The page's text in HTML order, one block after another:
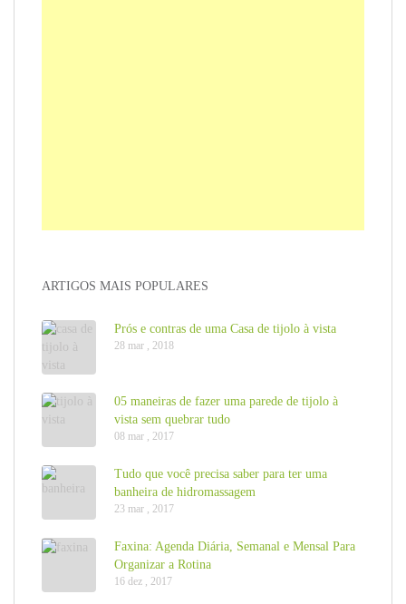
ARTIGOS MAIS POPULARES
Prós e contras de uma Casa de tijolo à vista
28 mar , 2018
05 maneiras de fazer uma parede de tijolo à
vista sem quebrar tudo
08 mar , 2017
Tudo que você precisa saber para ter uma
banheira de hidromassagem
23 mar , 2017
Faxina: Agenda Diária, Semanal e Mensal Para
Organizar a Rotina
16 dez , 2017